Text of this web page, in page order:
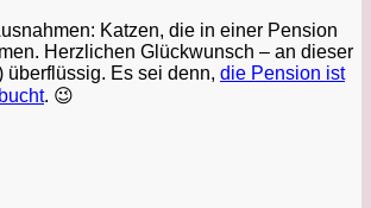
Katzen, die in einer Pension
Herzlichen Glückwunsch – an dieser
überflüssig. Es sei denn, die Pension ist
. 😉